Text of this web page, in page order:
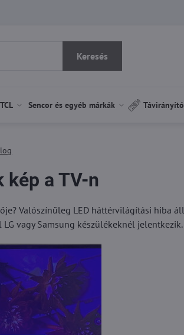
Keresés
Sencor és egyéb márkák
kép a TV-n
Valószínűleg LED háttérvilágítási hiba
vagy Samsung készülékeknél jelentkezik.